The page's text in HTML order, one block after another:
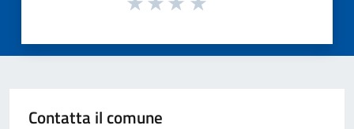
Contatta il comune